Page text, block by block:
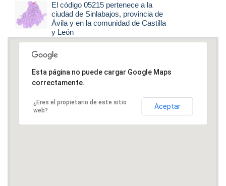
El código 05215 pertenece a la
ciudad de Sinlabajos, provincia de
Ávila y en la comunidad de Castilla
y León
Esta página no puede cargar Google Maps
correctamente.
¿Eres el propietario de este sitio
web?
Aceptar